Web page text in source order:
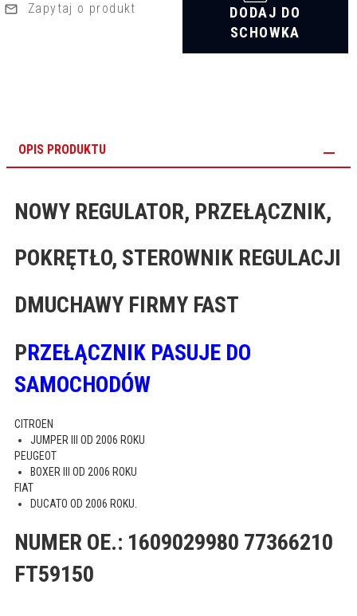
Zapytaj o produkt
DODAJ DO
SCHOWKA
OPIS PRODUKTU
NOWY REGULATOR, PRZEŁĄCZNIK,
POKRĘTŁO, STEROWNIK REGULACJI
DMUCHAWY FIRMY FAST
PRZEŁĄCZNIK PASUJE DO
SAMOCHODÓW
CITROEN
JUMPER III OD 2006 ROKU
PEUGEOT
BOXER III OD 2006 ROKU
FIAT
DUCATO OD 2006 ROKU.
NUMER OE.: 1609029980 77366210
FT59150